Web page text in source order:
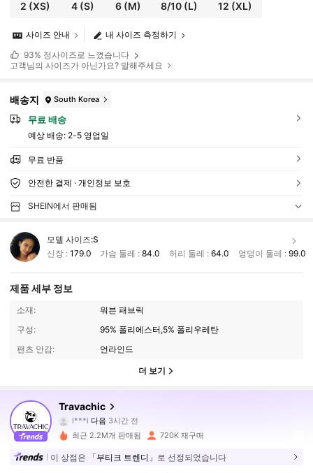
2 (XS) 4(S) 6(M) 8/10 (L) 12 (XL)
내 사이즈 측정하기
사이즈 안내
93% 정사이즈로 느꼈습니다
고객님의 사이즈가 아닌가요? 말해주세요
배송지 South Korea
무료 배송
예상 배송: 2-5 영업일
무료 반품
안전한 결제 · 개인정보 보호
SHEIN에서 판매됨
모델 사이즈:S
신장 : 179.0 가슴 둘레 :84.0 허리 둘레 : 64.0 엉덩이 둘레 : 99.0
제품 세부 정보
소재:
워븐 패브릭
구성:
95% 폴리에스터,5% 폴리우레탄
팬츠 안감:
언라인드
더 보기
Travachic
4.86 1.1M 팔로워
l***i다음 3시간 전
z***1가 탐색 중입니다
4.86
1.1M 팔로워
최근 2.2M개 판매됨 720K 재구매
이 상점은 「부티크 트렌디」 로 선정되었습니다